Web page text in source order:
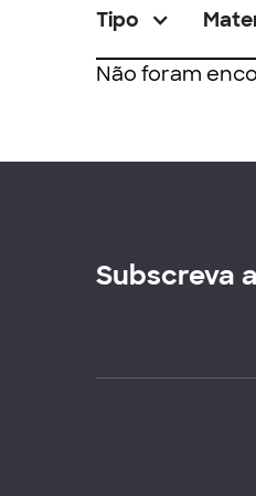
Tipo
Não foram
Subscreva